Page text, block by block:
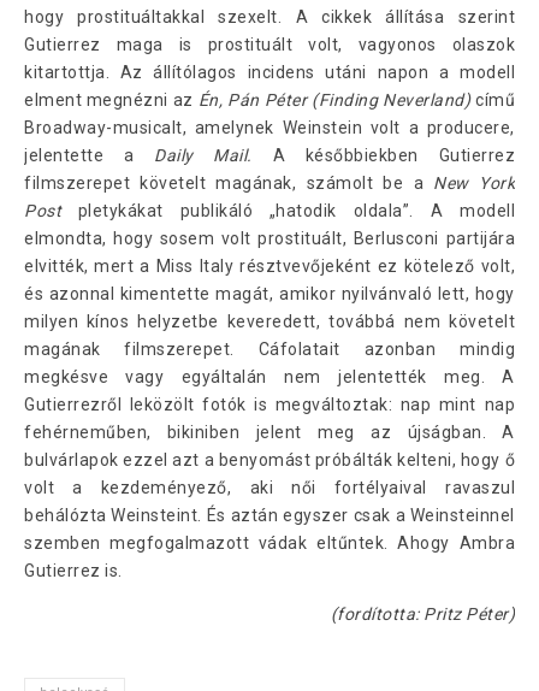
hogy prostituáltakkal szexelt. A cikkek állítása szerint
Gutierrez maga is prostituált volt, vagyonos olaszok
kitartottja. Az állítólagos incidens utáni napon a modell
elment megnézni az Én, Pán Péter (Finding Neverland)című
Broadway-musicalt, amelynek Weinstein volt a producere,
jelentette a Daily Mail. A későbbiekben Gutierrez
filmszerepet követelt magának, számolt be a New York
Postpletykákat publikáló „hatodik oldala”. A modell
elmondta, hogy sosem volt prostituált, Berlusconi partijára
elvitték, mert a Miss Italy résztvevőjeként ez kötelező volt,
és azonnal kimentette magát, amikor nyilvánvaló lett, hogy
milyen kínos helyzetbe keveredett, továbbá nem követelt
magának filmszerepet. Cáfolatait azonban mindig
megkésve vagy egyáltalán nem jelentették meg. A
Gutierrezről leközölt fotók is megváltoztak: nap mint nap
fehérneműben, bikiniben jelent meg az újságban. A
bulvárlapok ezzel azt a benyomást próbálták kelteni, hogy ő
volt a kezdeményező, aki női fortélyaival ravaszul
behálózta Weinsteint. És aztán egyszer csak a Weinsteinnel
szemben megfogalmazott vádak eltűntek. Ahogy Ambra
Gutierrez is.
(fordította: Pritz Péter)